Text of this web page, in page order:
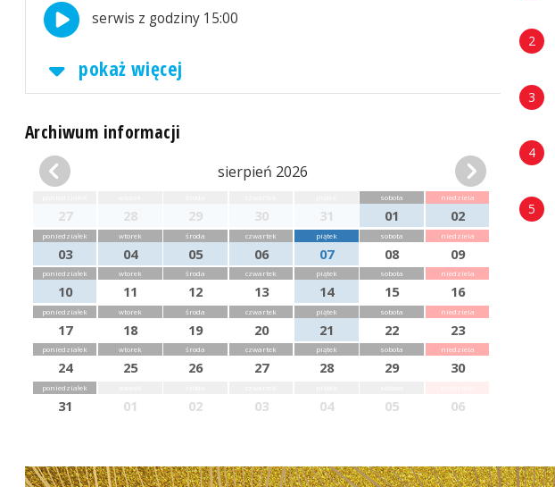
serwis z godziny 15:00
pokaż więcej
Archiwum informacji
sierpień 2026
27 28 29 30 31
sobota
01
niedziela
02
poniedziałek
03
wtorek
04
środa
05
czwartek
06
piątek
07
sobota
08
niedziela
09
poniedziałek
10
wtorek
11
środa
12
czwartek
13
piątek
14
sobota
15
niedziela
16
poniedziałek
17
wtorek
18
środa
19
czwartek
20
piątek
21
sobota
22
niedziela
23
poniedziałek
24
wtorek
25
środa
26
czwartek
27
piątek
28
sobota
29
niedziela
30
poniedziałek
31 01 02 03 04 05 06